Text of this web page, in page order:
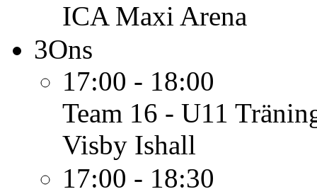
ICA Maxi Arena
3Ons
17:00 - 18:00
Team 16 - U11
Visby Ishall
17:00 - 18:30